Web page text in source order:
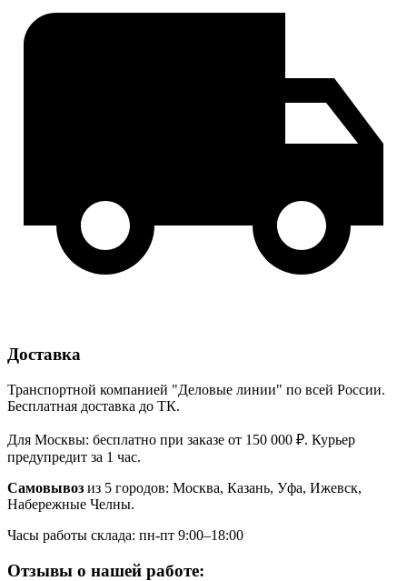
Доставка
Транспортной компанией "Деловые линии" по всей России.
Бесплатная доставка до ТК.
Для Москвы: бесплатно при заказе от 150 000 ₽. Курьер
предупредит за 1 час.
Самовывоз из 5 городов: Москва, Казань, Уфа, Ижевск,
Набережные Челны.
Часы работы склада: пн-пт 9:00–18:00
Отзывы о нашей работе: